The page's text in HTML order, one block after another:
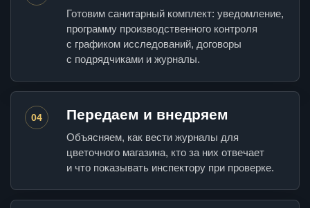
Готовим санитарный комплект: уведомление,
программу производственного контроля
с графиком исследований, договоры
с подрядчиками и журналы.
04 Передаем и внедряем
Объясняем, как вести журналы для
цветочного магазина, кто за них отвечает
и что показывать инспектору при проверке.